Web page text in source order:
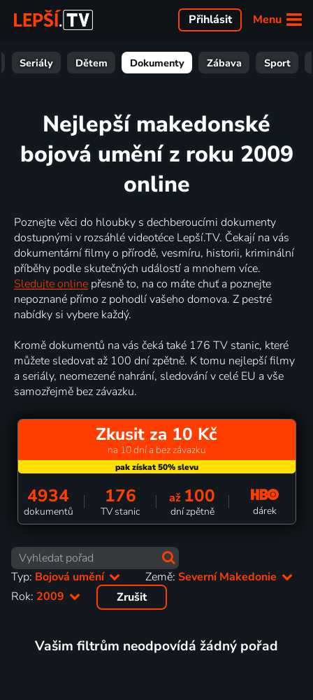
Menu
Přihlásit
Seriály Dětem Dokumenty Zábava Sport
Nejlepší makedonské
bojová umění z roku 2009
online
Poznejte věci do hloubky s dechberoucími dokumenty
dostupnými v rozsáhlé videotéce Lepší.TV. Čekají na vás
dokumentární filmy o přírodě, vesmíru, historii, kriminální
příběhy podle skutečných událostí a mnohem více.
Sledujte online přesně to, na co máte chuť a poznejte
nepoznané přímo z pohodlí vašeho domova. Z pestré
nabídky si vybere každý.
Kromě dokumentů na vás čeká také 176 TV stanic, které
můžete sledovat až 100 dní zpětně. K tomu nejlepší filmy
a seriály, neomezené nahrání, sledování v celé EU a vše
samozřejmě bez závazku.
Zkusit za 10 Kč
na 10 dní a bez závazku
4934
dokumentů
176
TV stanic
až 100
dní zpětně dárek
Typ: Bojová umění Země:Severní Makedonie
Rok: 2009 Zrušit
Vašim filtrům neodpovídá žádný pořad